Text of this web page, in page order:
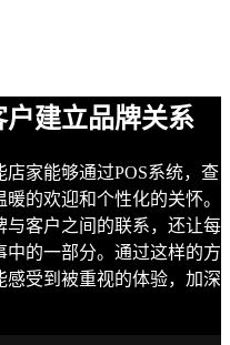
建立品牌关系
店家能够通过POS系统，查
的欢迎和个性化的关怀。
客户之间的联系，还让每
的一部分。通过这样的方
受到被重视的体验，加深